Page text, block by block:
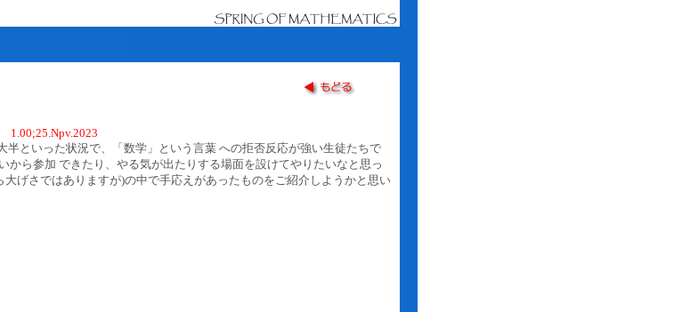
といった状況で、「数学」という言葉 への拒否反応が強い生徒たちで
から参加 できたり、やる気が出たりする場面を設けてやりたいなと思っ
げさではありますが)の中で手応えがあったものをご紹介しようかと思い